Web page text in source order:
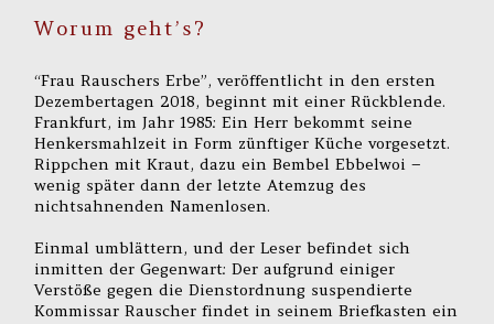
Worum geht’s?
“Frau Rauschers Erbe”, veröffentlicht in den ersten
Dezembertagen 2018, beginnt mit einer Rückblende.
Frankfurt, im Jahr 1985: Ein Herr bekommt seine
Henkersmahlzeit in Form zünftiger Küche vorgesetzt.
Rippchen mit Kraut, dazu ein Bembel Ebbelwoi –
wenig später dann der letzte Atemzug des
nichtsahnenden Namenlosen.
Einmal umblättern, und der Leser befindet sich
inmitten der Gegenwart: Der aufgrund einiger
Verstöße gegen die Dienstordnung suspendierte
Kommissar Rauscher findet in seinem Briefkasten ein